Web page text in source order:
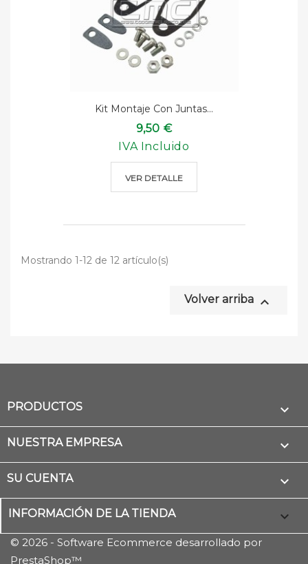
Kit Montaje Con Juntas...
9,50 €
IVA Incluido
VER DETALLE
Mostrando 1-12 de 12 artículo(s)
Volver arriba 
PRODUCTOS 
NUESTRA EMPRESA 
SU CUENTA 
INFORMACIÓN DE LA TIENDA keyboard_arrow_down
© 2026 - Software Ecommerce desarrollado por
PrestaShop™